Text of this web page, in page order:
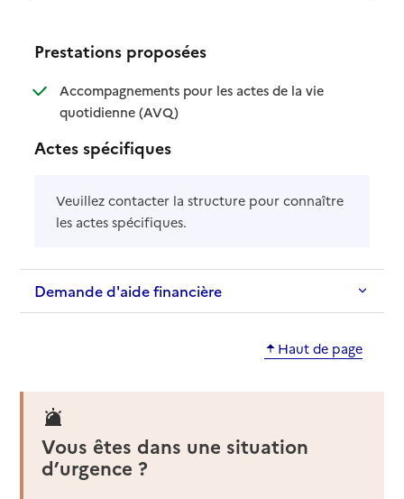
Prestations proposées
Accompagnements pour les actes de la vie
quotidienne (AVQ): disponible
: non disponible
Actes spécifiques
Veuillez contacter la structure pour connaître
les actes spécifiques.
Demande d'aide financière
Haut de page
Vous êtes dans une situation
d’urgence ?